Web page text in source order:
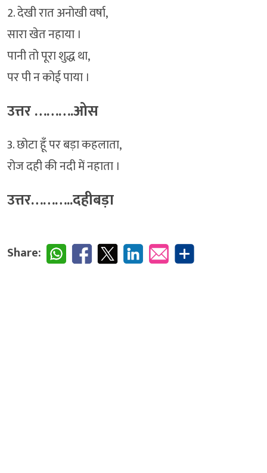
2. देखी रात अनोखी वर्षा,
सारा खेत नहाया ।
पानी तो पूरा शुद्ध था,
पर पी न कोई पाया ।
उत्तर ……….ओस
3. छोटा हूँ पर बड़ा कहलाता,
रोज दही की नदी में नहाता ।
उत्तर………..दहीबड़ा
Share: